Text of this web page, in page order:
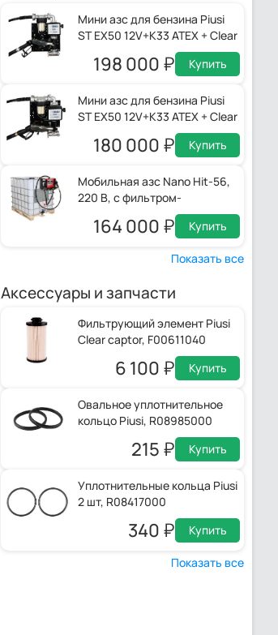
Мини азс для бензина Piusi
ST EX50 12V+K33 ATEX + Clear
captor + автоматический
пистолет
198 000 Купить
Мини азс для бензина Piusi
ST EX50 12V+K33 ATEX + Clear
captor + ручной пистолет
180 000 Купить
Мобильная азс Nano Hit-56,
220 В, с фильтром-
сепаратором Clear captor
164 000 Купить
Показать все
Аксессуары и запчасти
Фильтрующий элемент Piusi
Clear captor, F00611040
6 100 Купить
Овальное уплотнительное
кольцо Piusi, R08985000
215 Купить
Уплотнительные кольца Piusi
2 шт, R08417000
340 Купить
Показать все